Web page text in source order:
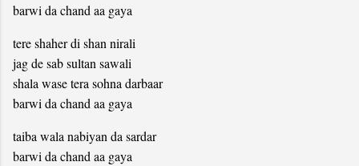
barwi da chand aa gaya
tere shaher di shan nirali
jag de sab sultan sawali
shala wase tera sohna darbaar
barwi da chand aa gaya
taiba wala nabiyan da sardar
barwi da chand aa gaya